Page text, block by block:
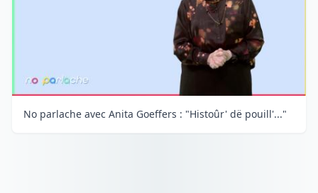
No parlache avec Anita Goeffers : "Histoûr' dë pouill'..."